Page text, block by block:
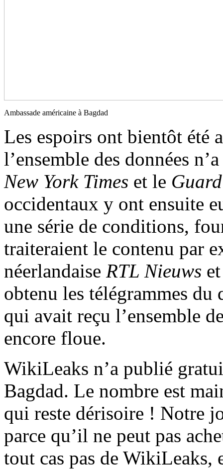
Ambassade américaine à Bagdad
Les espoirs ont bientôt été
l’ensemble des données
New York Times et le
occidentaux y ont ensuite
une série de conditions,
traiteraient le contenu par
néerlandaise RTL Nieuws
obtenu les télégrammes
qui avait reçu l’ensemble
encore floue.
WikiLeaks n’a publié
Bagdad. Le nombre est
qui reste dérisoire ! Notre
parce qu’il ne peut pas
tout cas pas de WikiLeaks,